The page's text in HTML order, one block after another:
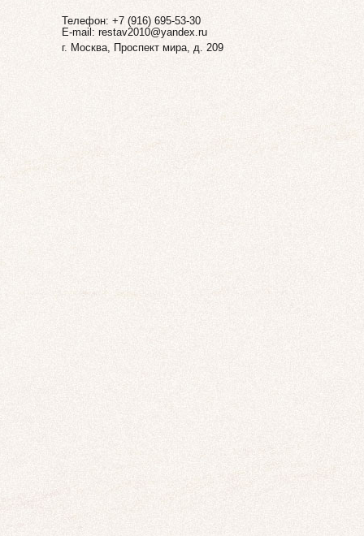
Телефон: +7 (916) 695-53-30
E-mail: restav2010@yandex.ru
г. Москва, Проспект мира, д. 209